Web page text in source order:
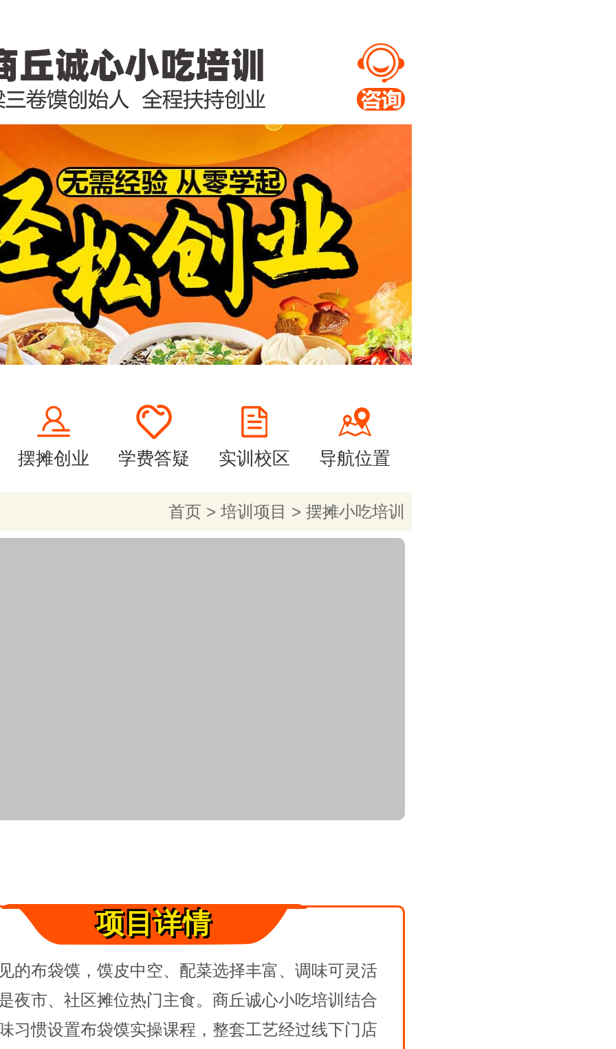
摆摊创业 学费答疑 实训校区 导航位置
首页 > 培训项目 > 摆摊小吃培训
项目详情
的布袋馍，馍皮中空、配菜选择丰富、调味可灵活
夜市、社区摊位热门主食。商丘诚心小吃培训结合
习惯设置布袋馍实操课程，整套工艺经过线下门店